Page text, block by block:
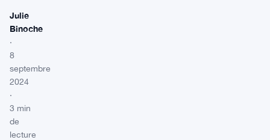
Julie
Binoche
·
8
septembre
2024
·
3 min
de
lecture